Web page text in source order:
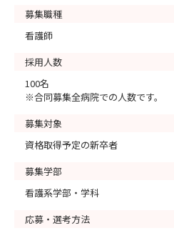
募集職種
看護師
採用人数
100名
※合同募集全病院での人数です。
募集対象
資格取得予定の新卒者
募集学部
看護系学部・学科
応募・選考方法